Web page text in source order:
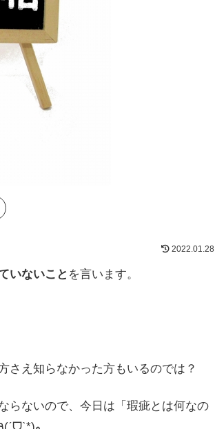
2022.01.28
いないこと を言います。
さえ知らなかった方もいるのでは？
らないので、今日は「瑕疵とは何なの